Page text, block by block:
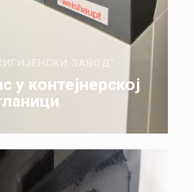
ЗАВОД"
у контејнерској